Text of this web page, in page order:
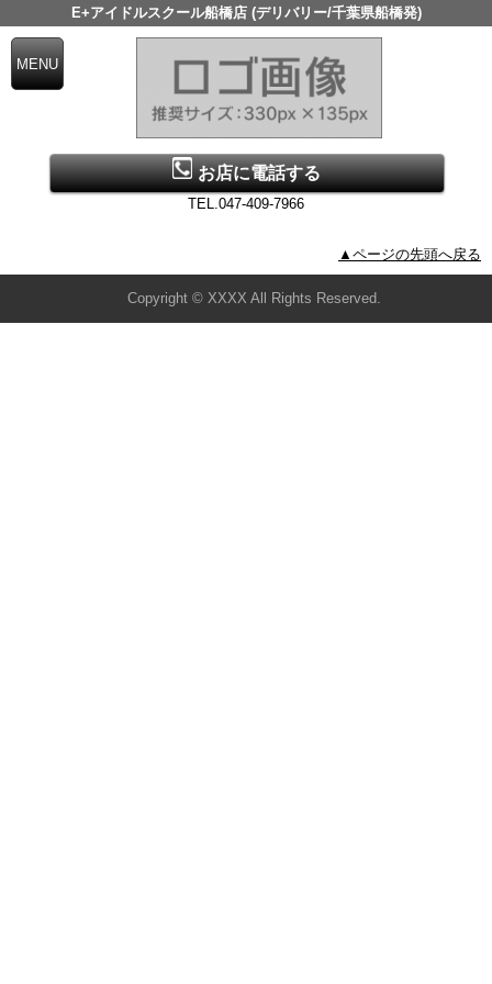
E+アイドルスクール船橋店 (デリバリー/千葉県船橋発)
お店に電話する
TEL.047-409-7966
▲ページの先頭へ戻る
Copyright © XXXX All Rights Reserved.